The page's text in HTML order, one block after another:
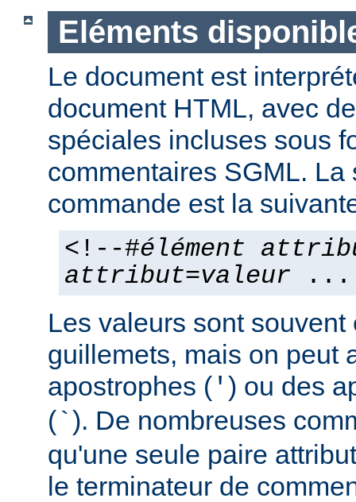
Eléments
Le document est
document HTML, avec
spéciales incluses sous
commentaires SGML. La
commande est la
<!--#élément
attribut=valeur ...
Les valeurs sont souvent
guillemets, mais on peut
apostrophes ( ' ) ou des
(`). De nombreuses
qu'une seule paire
le terminateur de